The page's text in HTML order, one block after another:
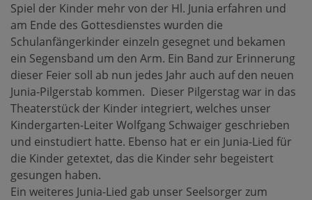
Spiel der Kinder mehr von der Hl. Junia erfahren und
am Ende des Gottesdienstes wurden die
Schulanfängerkinder einzeln gesegnet und bekamen
ein Segensband um den Arm. Ein Band zur Erinnerung
dieser Feier soll ab nun jedes Jahr auch auf den neuen
Junia-Pilgerstab kommen. Dieser Pilgerstag war in das
Theaterstück der Kinder integriert, welches unser
Kindergarten-Leiter Wolfgang Schwaiger geschrieben
und einstudiert hatte. Ebenso hat er ein Junia-Lied für
die Kinder getextet, das die Kinder sehr begeistert
gesungen haben.
Ein weiteres Junia-Lied gab unser Seelsorger zum